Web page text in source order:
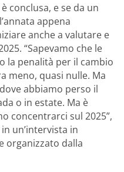
è conclusa, e se da un
appena
anche a valutare e
“Sapevamo che le
la penalità per il cambio
meno, quasi nulle. Ma
abbiamo perso il
o in estate. Ma è
concentrarci sul 2025”,
un’intervista in
organizzato dalla